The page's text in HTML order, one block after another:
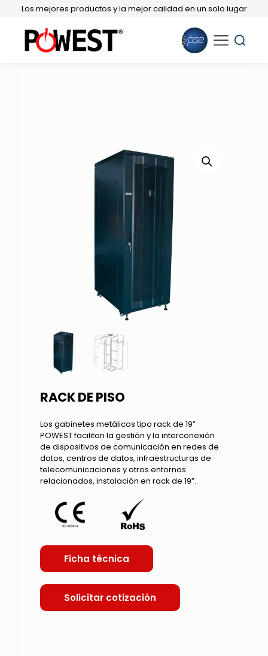
Los mejores productos y la mejor calidad en un solo lugar
RACK DE PISO
Los gabinetes metálicos tipo rack de 19”
POWEST facilitan la gestión y la interconexión
de dispositivos de comunicación en redes de
datos, centros de datos, infraestructuras de
telecomunicaciones y otros entornos
relacionados, instalación en rack de 19”.
Ficha técnica
Solicitar cotización